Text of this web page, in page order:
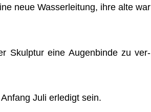
neue Was­ser­lei­tung, ihre alte war
Skulp­tur eine Augen­binde zu ver­
Juli erle­digt sein.